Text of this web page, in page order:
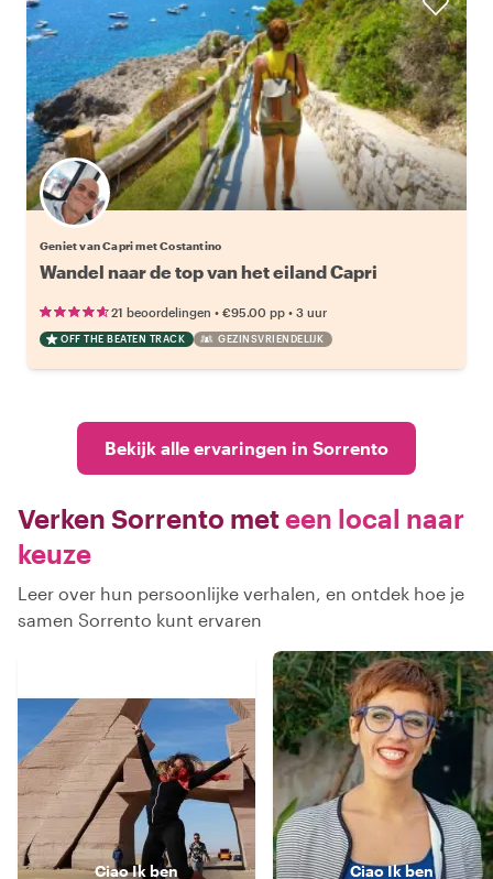
Geniet van Capri met Costantino
Wandel naar de top van het eiland Capri
21 beoordelingen • €95.00 pp • 3 uur
OFF THE BEATEN TRACK GEZINSVRIENDELIJK
Bekijk alle ervaringen in Sorrento
Verken Sorrento meteen local naar
keuze
Leer over hun persoonlijke verhalen, en ontdek hoe je
samen Sorrento kunt ervaren
CiaoIk ben CiaoIk ben